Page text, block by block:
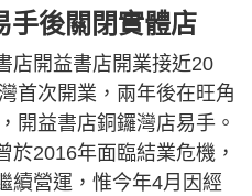
手後關閉實體店
店開益書店開業接近20
首次開業，兩年後在旺角
開益書店銅鑼灣店易手。
於2016年面臨結業危機，
續營運，惟今年4月因經